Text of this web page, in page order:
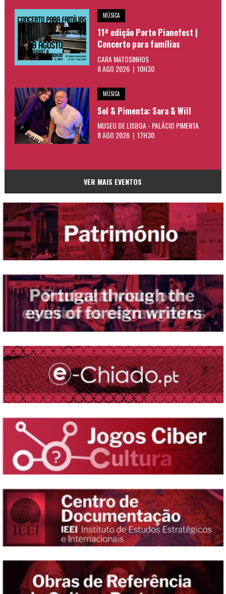
MÚSICA
11ª edição Porto Pianofest |
Concerto para famílias
CARA MATOSINHOS
8 AGO 2026 | 10H30
MÚSICA
Sol & Pimenta: Sara & Will
MUSEU DE LISBOA - PALÁCIO PIMENTA
8 AGO 2026 | 17H30
VER MAIS EVENTOS